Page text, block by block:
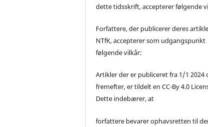
dette tidsskrift, accepterer følgende
Forfattere, der publicerer deres
NTfK, accepterer som udgangspunkt
følgende vilkår:
Artikler der er publiceret fra 1/1 2024
fremefter, er tildelt en CC-By 4.0
Dette indebærer, at
forfattere bevarer ophavsretten til